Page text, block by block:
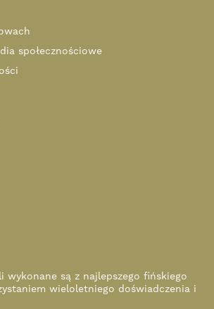
społecznościowe
wykonane są z najlepszego fińskiego
wieloletniego doświadczenia i